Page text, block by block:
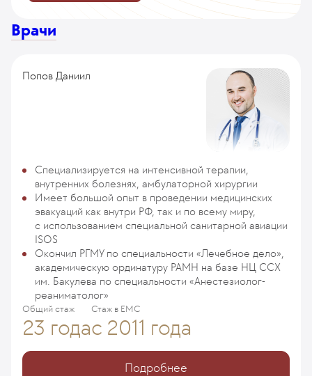
Врачи
Попов Даниил
Специализируется на интенсивной терапии,
внутренних болезнях, амбулаторной хирургии
Имеет большой опыт в проведении медицинских
эвакуаций как внутри РФ, так и по всему миру,
с использованием специальной санитарной авиации
ISOS
Окончил РГМУ по специальности «Лечебное дело»,
академическую ординатуру РАМН на базе НЦ ССХ
им. Бакулева по специальности «Анестезиолог-
реаниматолог»
Общий стаж
23 года
Стаж в ЕМС
с 2011 года
Подробнее